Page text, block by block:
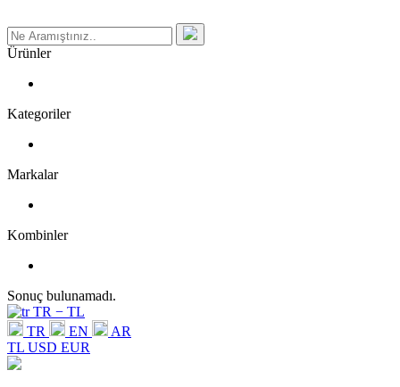
Ürünler
Kategoriler
Markalar
Kombinler
Sonuç bulunamadı.
TR − TL
TR
EN
AR
TL USD EUR